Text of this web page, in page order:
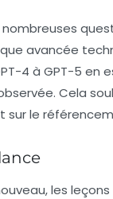
avancée
4 à GPT-5 en
Cela
sur le
les